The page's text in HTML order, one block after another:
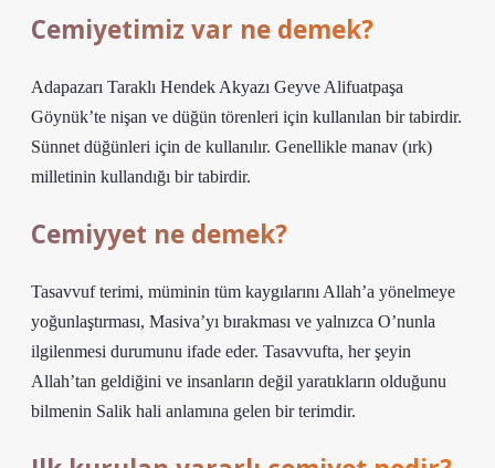
Cemiyetimiz var ne demek?
Adapazarı Taraklı Hendek Akyazı Geyve Alifuatpaşa
Göynük’te nişan ve düğün törenleri için kullanılan bir tabirdir.
Sünnet düğünleri için de kullanılır. Genellikle manav (ırk)
milletinin kullandığı bir tabirdir.
Cemiyyet ne demek?
Tasavvuf terimi, müminin tüm kaygılarını Allah’a yönelmeye
yoğunlaştırması, Masiva’yı bırakması ve yalnızca O’nunla
ilgilenmesi durumunu ifade eder. Tasavvufta, her şeyin
Allah’tan geldiğini ve insanların değil yaratıkların olduğunu
bilmenin Salik hali anlamına gelen bir terimdir.